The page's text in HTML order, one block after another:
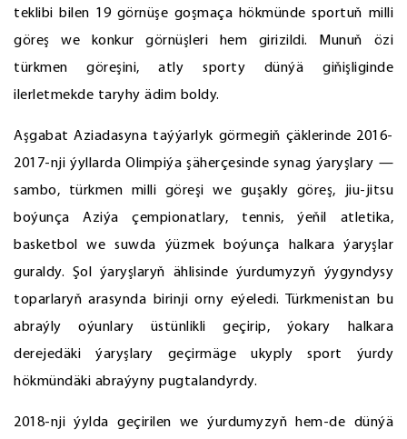
teklibi bilen 19 görnüşe goşmaça hökmünde sportuň milli
göreş we konkur görnüşleri hem girizildi. Munuň özi
türkmen göreşini, atly sporty dünýä giňişliginde
ilerletmekde taryhy ädim boldy.
Aşgabat Aziadasyna taýýarlyk görmegiň çäklerinde 2016-
2017-nji ýyllarda Olimpiýa şäherçesinde synag ýaryşlary —
sambo, türkmen milli göreşi we guşakly göreş, jiu-jitsu
boýunça Aziýa çempionatlary, tennis, ýeňil atletika,
basketbol we suwda ýüzmek boýunça halkara ýaryşlar
guraldy. Şol ýaryşlaryň ählisinde ýurdumyzyň ýygyndysy
toparlaryň arasynda birinji orny eýeledi. Türkmenistan bu
abraýly oýunlary üstünlikli geçirip, ýokary halkara
derejedäki ýaryşlary geçirmäge ukyply sport ýurdy
hökmündäki abraýyny pugtalandyrdy.
2018-nji ýylda geçirilen we ýurdumyzyň hem-de dünýä